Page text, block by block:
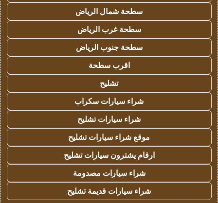
سطحة شمال الرياض
سطحة غرب الرياض
سطحة جنوب الرياض
اقرب سطحة
تشليح
شراء سيارات سكراب
شراء سيارات تشليح
موقع شراء سيارات تشليح
ارقام يشترون سيارات تشليح
شراء سيارات مصدومة
شراء سيارات قديمة تشليح